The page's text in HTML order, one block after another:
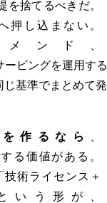
を捨てるべきだ。
押し込まない。
メンド、
ービングを運用す
基準でまとめて
作るなら
る価値がある。
技術ライセンス＋
いう形が、